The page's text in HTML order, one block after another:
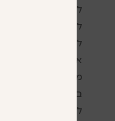
למלתחות יש
להתחשב בתנאי
לחות ובשימוש יומיומי
אינטנסיבי. אנו
מבצעים מדידות
במקום ודואגים
להתאמה מלאה